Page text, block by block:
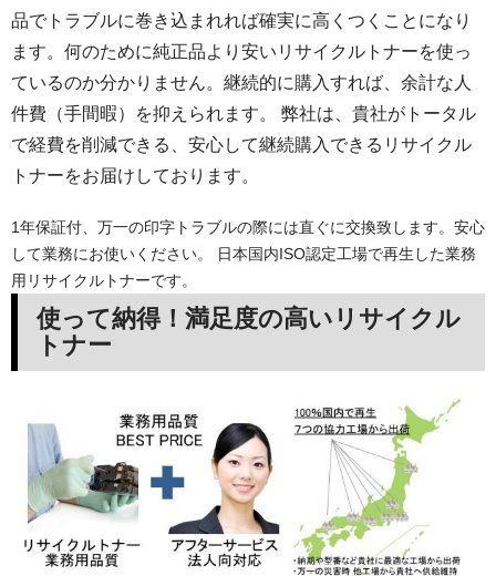
品でトラブルに巻き込まれれば確実に高くつくことになり
ます。何のために純正品より安いリサイクルトナーを使っ
ているのか分かりません。継続的に購入すれば、余計な人
件費（手間暇）を抑えられます。 弊社は、貴社がトータル
で経費を削減できる、安心して継続購入できるリサイクル
トナーをお届けしております。
1年保証付、万一の印字トラブルの際には直ぐに交換致します。安心
して業務にお使いください。 日本国内ISO認定工場で再生した業務
用リサイクルトナーです。
使って納得！満足度の高いリサイクル
トナー